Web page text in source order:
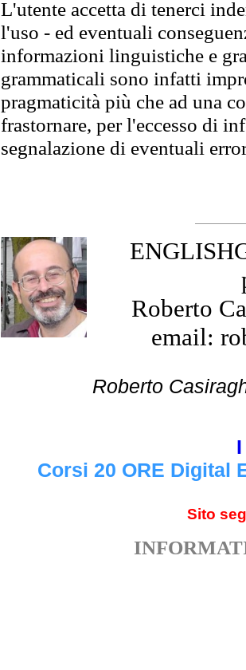
L'utente accetta di tenerci
l'uso - ed eventuali
informazioni linguistiche e
grammaticali sono infatti
pragmaticità più che ad una
frastornare, per l'eccesso di
segnalazione di eventuali
Roberto
email:
Roberto
Corsi 20 ORE Digital
Sito